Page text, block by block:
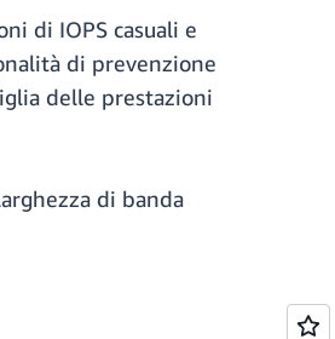
di IOPS casuali e
di prevenzione
delle prestazioni
di banda